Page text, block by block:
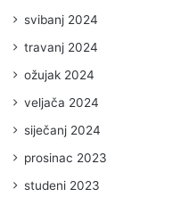
svibanj 2024
travanj 2024
ožujak 2024
veljača 2024
siječanj 2024
prosinac 2023
studeni 2023